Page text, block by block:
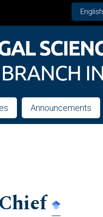
English
Announcements